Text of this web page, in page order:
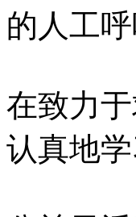
的人工呼
在致力
认真地学